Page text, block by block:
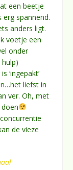
een beetje
erg spannend.
anders ligt.
voetje een
onder
‘ingepakt’
liefst in
ver. Oh, met
de vieze